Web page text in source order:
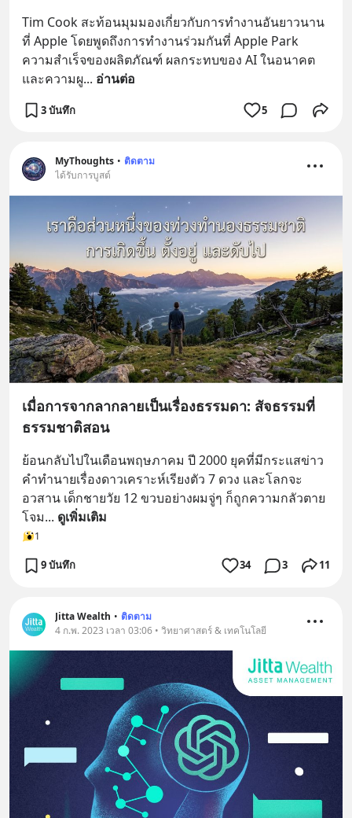
Tim Cook สะท้อนมุมมองเกี่ยวกับการทำงานอันยาวนาน
ที่ Apple โดยพูดถึงการทำงานร่วมกันที่ Apple Park
ความสำเร็จของผลิตภัณฑ์ ผลกระทบของ AI ในอนาคต
และความผู... อ่านต่อ
3 บันทึก 5
MyThoughts • ติดตาม
ได้รับการบูสต์
เมื่อการจากลากลายเป็นเรื่องธรรมดา: สัจธรรมที่
ธรรมชาติสอน
ย้อนกลับไปในเดือนพฤษภาคม ปี 2000 ยุคที่มีกระแสข่าว
คำทำนายเรื่องดาวเคราะห์เรียงตัว 7 ดวง และโลกจะ
อวสาน เด็กชายวัย 12 ขวบอย่างผมจู่ๆ ก็ถูกความกลัวตาย
โจม... ดูเพิ่มเติม
1
9 บันทึก 34 3 11
Jitta Wealth • ติดตาม
4 ก.พ. 2023 เวลา 03:06 • วิทยาศาสตร์ & เทคโนโลยี